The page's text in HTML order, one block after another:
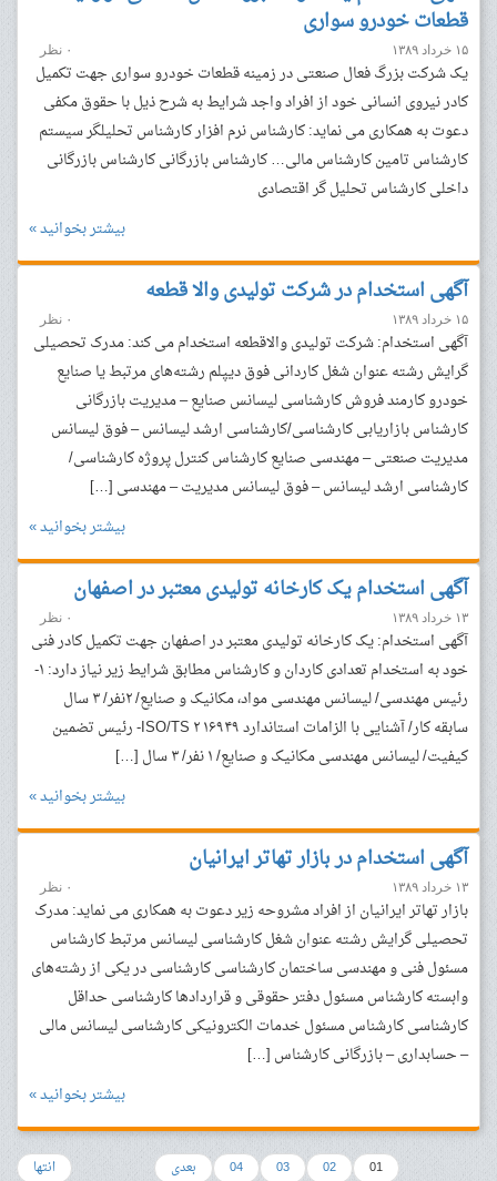
قطعات خودرو سواری
۱۵ خرداد ۱۳۸۹ ۰ نظر
یک شرکت بزرگ فعال صنعتی در زمینه قطعات خودرو سواری جهت تکمیل
کادر نیروی انسانی خود از افراد واجد شرایط به شرح ذیل با حقوق مکفی
دعوت به همکاری می نماید: کارشناس نرم افزار کارشناس تحلیلگر سیستم
کارشناس تامین کارشناس مالی… کارشناس بازرگانی کارشناس بازرگانی
داخلی کارشناس تحلیل گر اقتصادی
بیشتر بخوانید »
آگهی استخدام در شرکت تولیدی والا قطعه
۱۵ خرداد ۱۳۸۹ ۰ نظر
آگهی استخدام: شرکت تولیدی والاقطعه استخدام می کند: مدرک تحصیلی
گرایش رشته عنوان شغل کاردانی فوق دیپلم رشته‌های مرتبط یا صنایع
خودرو کارمند فروش کارشناسی لیسانس صنایع – مدیریت بازرگانی
کارشناس بازاریابی کارشناسی/کارشناسی ارشد لیسانس – فوق لیسانس
مدیریت صنعتی – مهندسی صنایع کارشناس کنترل پروژه کارشناسی/
کارشناسی ارشد لیسانس – فوق لیسانس مدیریت – مهندسی […]
بیشتر بخوانید »
آگهی استخدام یک کارخانه تولیدی معتبر در اصفهان
۱۳ خرداد ۱۳۸۹ ۰ نظر
آگهی استخدام: یک کارخانه تولیدی معتبر در اصفهان جهت تکمیل کادر فنی
خود به استخدام تعدادی کاردان و کارشناس مطابق شرایط زیر نیاز دارد: ١-
رئیس مهندسی/ لیسانس مهندسی مواد، مکانیک و صنایع/ ۲نفر/ ۳ سال
سابقه کار/ آشنایی با الزامات استاندارد ١۶٩۴٩ ISO/TS ۲- رئیس تضمین
کیفیت/ لیسانس مهندسی مکانیک و صنایع/ ۱ نفر/ ۳ سال […]
بیشتر بخوانید »
آگهی استخدام در بازار تهاتر ایرانیان
۱۳ خرداد ۱۳۸۹ ۰ نظر
بازار تهاتر ایرانیان از افراد مشروحه زیر دعوت به همکاری می نماید: مدرک
تحصیلی گرایش رشته عنوان شغل کارشناسی لیسانس مرتبط کارشناس
مسئول فنی و مهندسی ساختمان کارشناسی کارشناسی در یکی از رشته‌های
وابسته کارشناس مسئول دفتر حقوقی و قراردادها کارشناسی حداقل
کارشناسی کارشناس مسئول خدمات الکترونیکی کارشناسی لیسانس مالی
– حسابداری – بازرگانی کارشناس […]
بیشتر بخوانید »
01
02
03
04 بعدی انتها